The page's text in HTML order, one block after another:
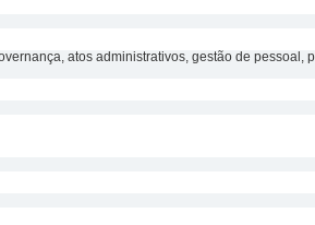
atos administrativos, gestão de pessoal,